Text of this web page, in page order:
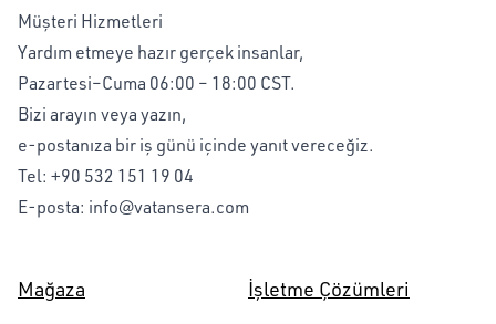
Müşteri Hizmetleri
Yardım etmeye hazır gerçek insanlar,
Pazartesi–Cuma 06:00 – 18:00 CST.
Bizi arayın veya yazın,
e-postanıza bir iş günü içinde yanıt vereceğiz.
Tel: +90 532 151 19 04
E-posta: info@vatansera.com
Mağaza İşletme Çözümleri